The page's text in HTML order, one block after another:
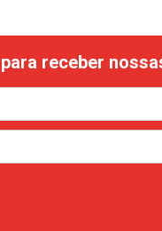
receber